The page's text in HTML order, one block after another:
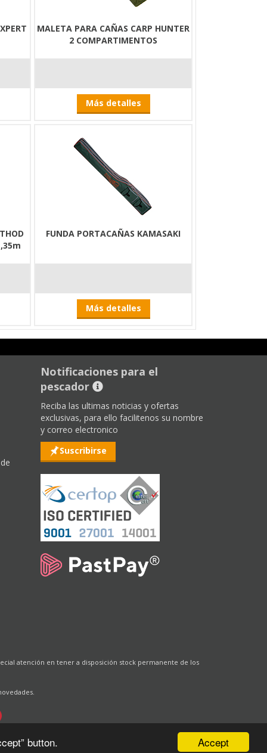
Accept
button.
MALETA PARA CAÑAS CARP HUNTER
2 COMPARTIMENTOS
Más detalles
FUNDA PORTACAÑAS KAMASAKI
Más detalles
Notificaciones para el
pescador
Reciba las ultimas noticias y ofertas
exclusivas, para ello facilitenos su nombre
y correo electronico
Suscribirse
atención en tener a disposición stock permanente de los